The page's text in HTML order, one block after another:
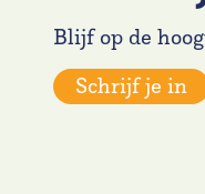
Blijf op de
Schrijf je in